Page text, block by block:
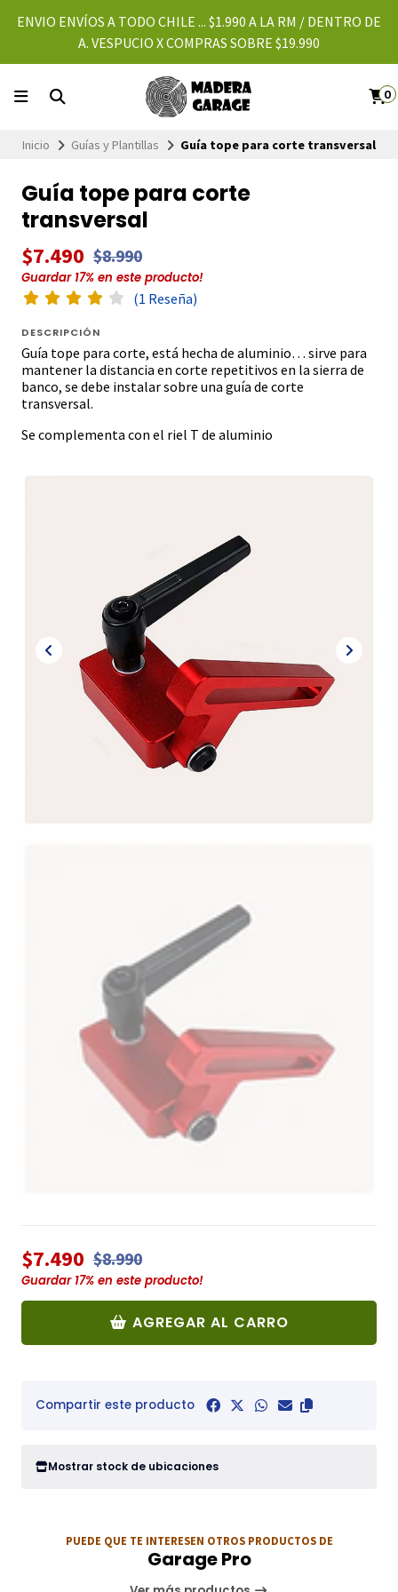
ENVIO ENVÍOS A TODO CHILE ... $1.990 A LA RM / DENTRO DE
A. VESPUCIO X COMPRAS SOBRE $19.990
0
Inicio Guías y Plantillas Guía tope para corte transversal
Guía tope para corte
transversal
$7.490 $8.990
Guardar 17% en este producto!
(1 Reseña)
DESCRIPCIÓN
Guía tope para corte, está hecha de aluminio… sirve para
mantener la distancia en corte repetitivos en la sierra de
banco, se debe instalar sobre una guía de corte
transversal.
Se complementa con el riel T de aluminio
$7.490 $8.990
Guardar 17% en este producto!
AGREGAR AL CARRO
Compartir este producto
Mostrar stock de ubicaciones
PUEDE QUE TE INTERESEN OTROS PRODUCTOS DE
Garage Pro